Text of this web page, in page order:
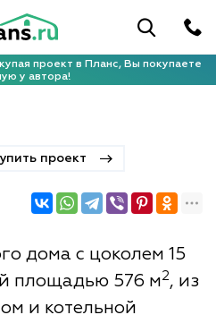
проект в Планс, Вы покупаете
у автора!
проект
дома с цоколем 15
площадью 576 м2, из
и котельной